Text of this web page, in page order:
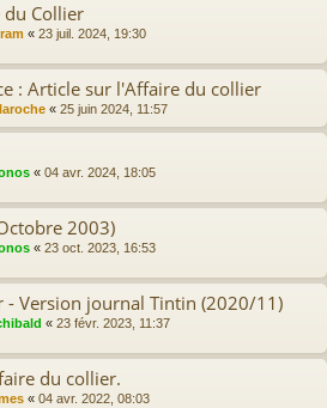
Collier
« 23 juil. 2024, 19:30
: Article sur l'Affaire du collier
« 25 juin 2024, 11:57
« 04 avr. 2024, 18:05
2003)
« 23 oct. 2023, 16:53
- Version journal Tintin (2020/11)
« 23 févr. 2023, 11:37
du collier.
« 04 avr. 2022, 08:03